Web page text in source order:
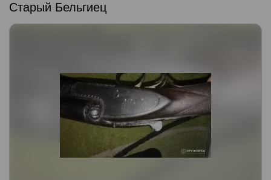
Старый Бельгиец